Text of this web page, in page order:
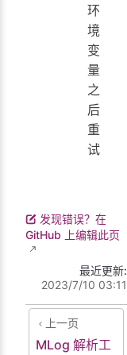
环
境
变
量
之
后
重
试
发现错误？在
GitHub 上编辑此页
最近更新:
2023/7/10 03:11
上一页
MLog 解析工